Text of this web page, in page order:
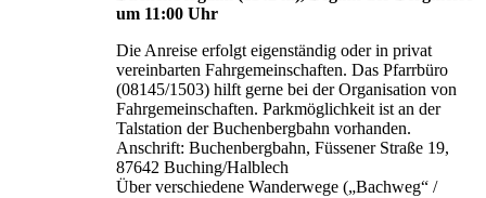
um 11:00 Uhr
Die Anreise erfolgt eigenständig oder in privat
vereinbarten Fahrgemeinschaften. Das Pfarrbüro
(08145/1503) hilft gerne bei der Organisation von
Fahrgemeinschaften. Parkmöglichkeit ist an der
Talstation der Buchenbergbahn vorhanden.
Anschrift: Buchenbergbahn, Füssener Straße 19,
87642 Buching/Halblech
Über verschiedene Wanderwege („Bachweg“ /